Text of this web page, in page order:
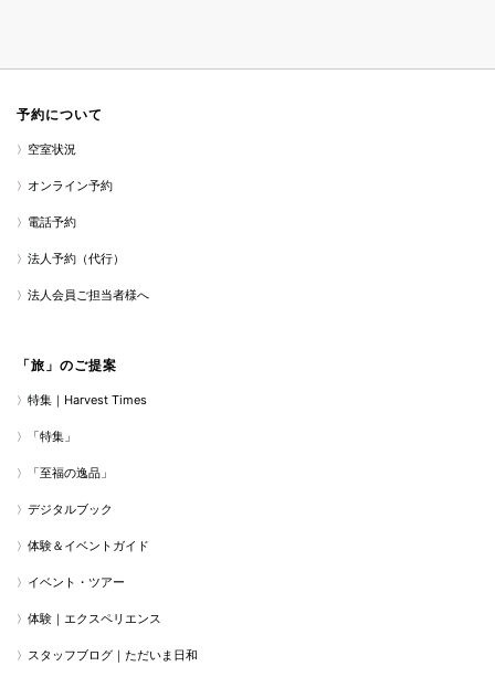
予約について
空室状況
オンライン予約
電話予約
法人予約（代行）
法人会員ご担当者様へ
「旅」のご提案
特集｜Harvest Times
「特集」
「至福の逸品」
デジタルブック
体験＆イベントガイド
イベント・ツアー
体験｜エクスペリエンス
スタッフブログ｜ただいま日和